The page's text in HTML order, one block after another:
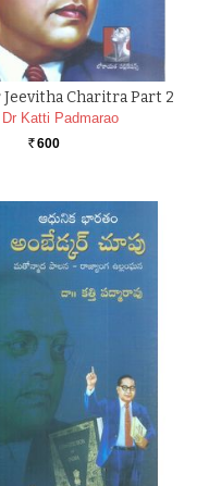
Charitra Part 2
Dr Katti Padmarao
Rs. 600